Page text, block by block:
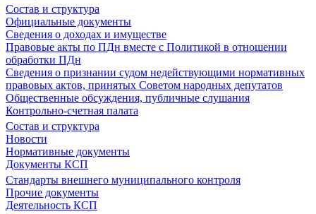
Состав и структура
Официальные документы
Сведения о доходах и имуществе
Правовые акты по ПДн вместе с Политикой в отношении
обработки ПДн
Сведения о признании судом недействующими нормативных
правовых актов, принятых Советом народных депутатов
Общественные обсуждения, публичные слушания
Контрольно-счетная палата
Состав и структура
Новости
Нормативные документы
Документы КСП
Стандарты внешнего муниципального контроля
Прочие документы
Деятельность КСП